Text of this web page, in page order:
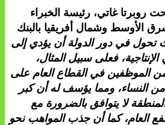
روبرتا غاتي، رئيسة الخبراء
الأوسط وشمال أفريقيا بالبنك
في دور الدولة أن يؤدي إلى
فعلى سبيل المثال،
من الموظفين في القطاع العام على
النساء، ومما يؤسف له أن كبر
لا يتوافق بالضرورة مع
العام، كما أن جذب المواهب نحو